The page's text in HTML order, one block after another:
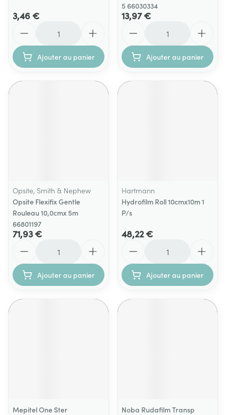
3,46 €
Ajouter au panier
5 66030334
13,97 €
Ajouter au panier
Opsite, Smith & Nephew
Opsite Flexifix Gentle
Rouleau 10,0cmx 5m
66801197
71,93 €
Ajouter au panier
Hartmann
Hydrofilm Roll 10cmx10m 1
P/s
48,22 €
Ajouter au panier
Mepitel One Ster
Noba Rudafilm Transp